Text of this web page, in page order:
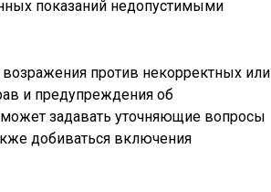
показаний недопустимыми
против некорректных или
и предупреждения об
задавать уточняющие вопросы
добиваться включения